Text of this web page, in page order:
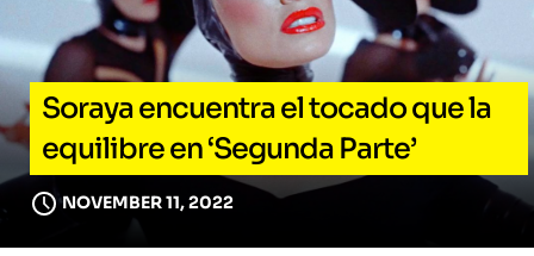
Soraya encuentra el tocado que la
equilibre en ‘Segunda Parte’
NOVEMBER 11, 2022